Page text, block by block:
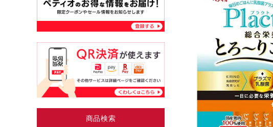
首輪・ハーネス・リード しつけ用品
替え・交換パーツ
またたび・元気草
小型犬にオススメ ダイエット中にオススメ
商品検索